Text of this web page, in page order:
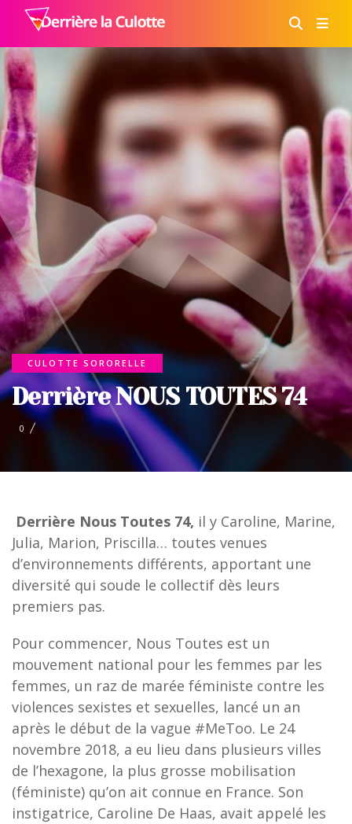
CULOTTE SORORELLE
Derrière NOUS TOUTES 74
0
Derrière Nous Toutes 74, il y Caroline, Marine,
Julia, Marion, Priscilla… toutes venues
d’environnements différents, apportant une
diversité qui soude le collectif dès leurs
premiers pas.
Pour commencer, Nous Toutes est un
mouvement national pour les femmes par les
femmes, un raz de marée féministe contre les
violences sexistes et sexuelles, lancé un an
après le début de la vague #MeToo. Le 24
novembre 2018, a eu lieu dans plusieurs villes
de l’hexagone, la plus grosse mobilisation
(féministe) qu’on ait connue en France. Son
instigatrice, Caroline De Haas, avait appelé les